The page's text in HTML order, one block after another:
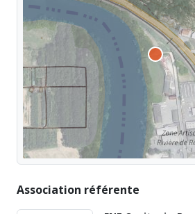
Association référente